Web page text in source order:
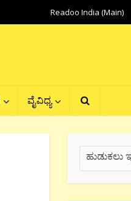
Readoo India (Main)
ವೈವಿಧ್ಯ